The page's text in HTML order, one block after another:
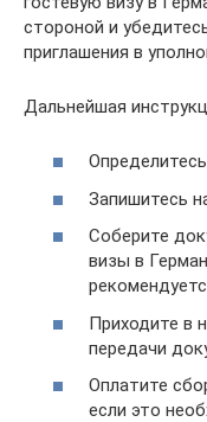
стороной и
приглашения в
Дальнейшая
Запишитесь
Соберите
визы в
Приходите в
передачи
Оплатите
если это